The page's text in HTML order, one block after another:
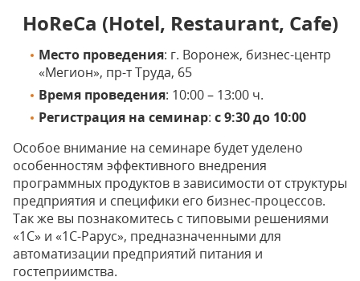
HoReCa (Hotel, Restaurant, Cafe)
Место проведения: г. Воронеж, бизнес-центр
«Мегион», пр-т Труда, 65
Время проведения: 10:00 – 13:00 ч.
Регистрация на семинар: с 9:30 до 10:00
Особое внимание на семинаре будет уделено
особенностям эффективного внедрения
программных продуктов в зависимости от структуры
предприятия и специфики его бизнес-процессов.
Так же вы познакомитесь с типовыми решениями
«1С» и «1С-Рарус», предназначенными для
автоматизации предприятий питания и
гостеприимства.